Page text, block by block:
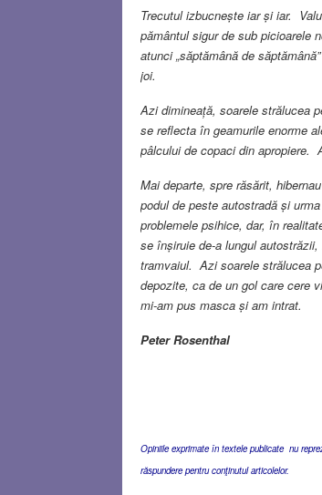
Trecutul izbucnește iar și iar.
pământul sigur de sub picioarele
atunci „săptămână de
joi.
Azi dimineață, soarele strălucea
se reflecta în geamurile enorme
pâlcului de copaci din apropiere.
Mai departe, spre răsărit,
podul de peste autostradă și
problemele psihice, dar, în
se înșiruie de-a lungul
tramvaiul. Azi soarele strălucea
depozite, ca de un gol care cere
mi-am pus masca și am intrat.
Peter Rosenthal
Opiniile exprimate în textele publicate nu
răspundere pentru conţinutul articolelor.